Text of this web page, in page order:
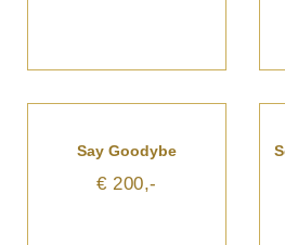
Say Goodybe
€ 200,-